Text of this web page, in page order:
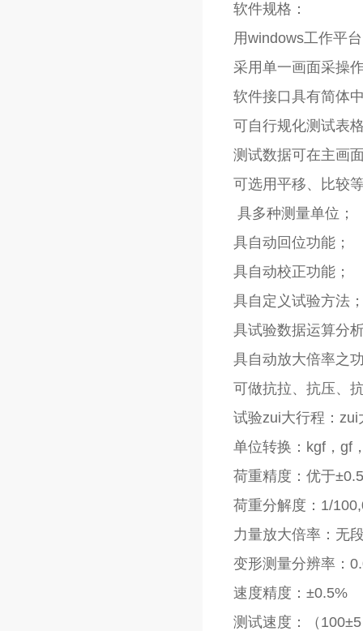
软件规格：
用windows工作平
采用单一画面采操
软件接口具有简体
可自行规化测试表
测试数据可在主画
可选用平移、比较
具多种测量单位；
具自动回位功能；
具自动校正功能；
具自定义试验方法
具试验数据运算分
具自动放大倍率之
可做抗拉、抗压、
试验zui大行程：
单位转换：kgf，gf
荷重精度：优于
荷重分解度：1/
力量放大倍率：无
变形测量分辨率：
速度精度：±0.5%
测试速度：（